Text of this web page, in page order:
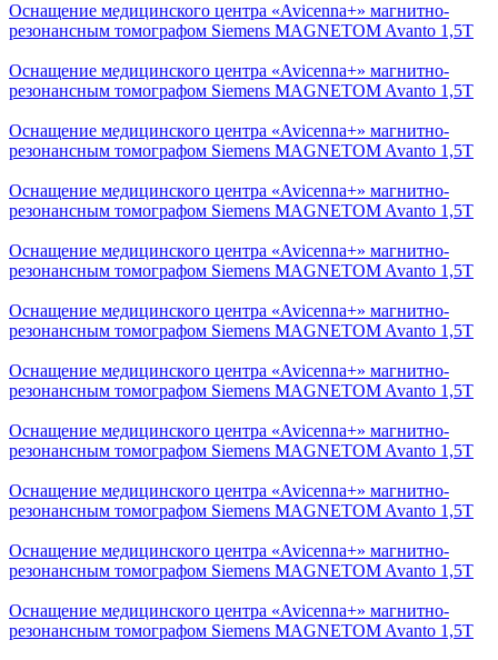
Оснащение медицинского центра «Avicenna+» магнитно-
резонансным томографом Siemens MAGNETOM Avanto 1,5Т
Оснащение медицинского центра «Avicenna+» магнитно-
резонансным томографом Siemens MAGNETOM Avanto 1,5Т
Оснащение медицинского центра «Avicenna+» магнитно-
резонансным томографом Siemens MAGNETOM Avanto 1,5Т
Оснащение медицинского центра «Avicenna+» магнитно-
резонансным томографом Siemens MAGNETOM Avanto 1,5Т
Оснащение медицинского центра «Avicenna+» магнитно-
резонансным томографом Siemens MAGNETOM Avanto 1,5Т
Оснащение медицинского центра «Avicenna+» магнитно-
резонансным томографом Siemens MAGNETOM Avanto 1,5Т
Оснащение медицинского центра «Avicenna+» магнитно-
резонансным томографом Siemens MAGNETOM Avanto 1,5Т
Оснащение медицинского центра «Avicenna+» магнитно-
резонансным томографом Siemens MAGNETOM Avanto 1,5Т
Оснащение медицинского центра «Avicenna+» магнитно-
резонансным томографом Siemens MAGNETOM Avanto 1,5Т
Оснащение медицинского центра «Avicenna+» магнитно-
резонансным томографом Siemens MAGNETOM Avanto 1,5Т
Оснащение медицинского центра «Avicenna+» магнитно-
резонансным томографом Siemens MAGNETOM Avanto 1,5Т